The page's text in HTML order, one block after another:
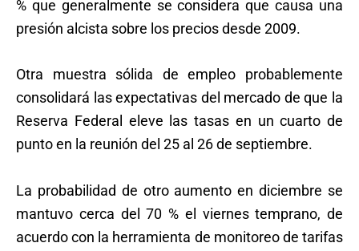
% que generalmente se considera que causa una
presión alcista sobre los precios desde 2009.
Otra muestra sólida de empleo probablemente
consolidará las expectativas del mercado de que la
Reserva Federal eleve las tasas en un cuarto de
punto en la reunión del 25 al 26 de septiembre.
La probabilidad de otro aumento en diciembre se
mantuvo cerca del 70 % el viernes temprano, de
acuerdo con la herramienta de monitoreo de tarifas